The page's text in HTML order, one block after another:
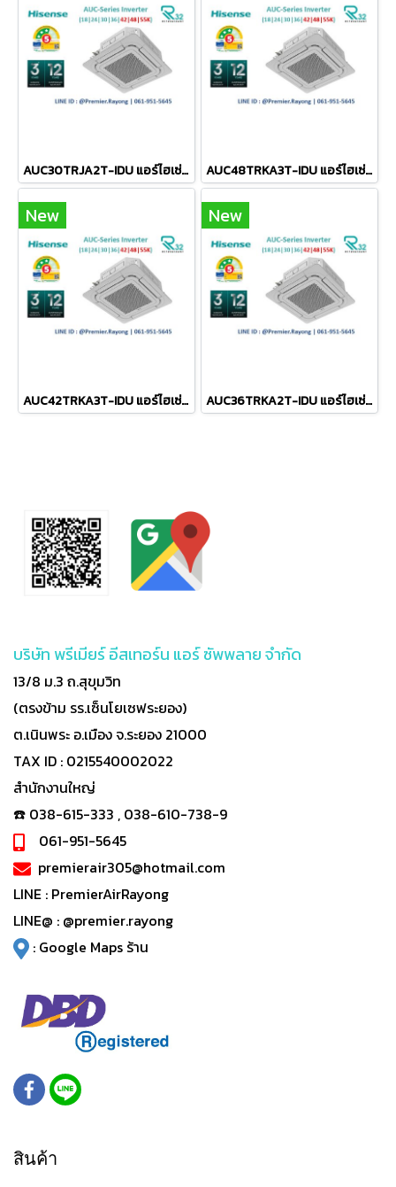
AUC30TRJA2T-IDU แอร์ไฮเซ่นส์ Hisense แบบฝังฝ้าเพดาน 4ทิศทาง รุ่น 4-Way Cassette Inverter R-32 ขนาด 30,000BTU #5 รีโมทไร้สาย R-32 (เฉพาะเครื่อง) AUC48TRKA3T-IDU แอร์ไฮเซ่นส์ Hisense แบบฝังฝ้าเพดาน 4ทิศทาง รุ่น 4-Way Cassette Inverter R-32 ขนาด 50,160BTU #5⭐ ระบบไฟ 380V รีโมทไร้สาย R-32 (เฉพาะเครื่อง)
New
AUC42TRKA3T-IDU แอร์ไฮเซ่นส์ Hisense แบบฝังฝ้าเพดาน 4ทิศทาง รุ่น 4-Way Cassette Inverter R-32 ขนาด 42,650BTU #5⭐⭐ ระบบไฟ 380V รีโมทไร้สาย R-32 (เฉพาะเครื่อง)
New
AUC36TRKA2T-IDU แอร์ไฮเซ่นส์ Hisense แบบฝังฝ้าเพดาน 4ทิศทาง รุ่น 4-Way Cassette Inverter R-32 ขนาด 37,500BTU #5⭐ รีโมทไร้สาย R-32 (เฉพาะเครื่อง)
บริษัท พรีเมียร์ อีสเทอร์น แอร์ ซัพพลาย จำกัด
13/8 ม.3 ถ.สุขุมวิท
(ตรงข้าม รร.เซ็นโยเซฟระยอง)
ต.เนินพระ อ.เมือง จ.ระยอง 21000
TAX ID : 0215540002022
สำนักงานใหญ่
☎️ 038-615-333 , 038-610-738-9
061-951-5645
premierair305@hotmail.com
LINE : PremierAirRayong
LINE@ : @premier.rayong
: Google Maps ร้าน
สินค้า